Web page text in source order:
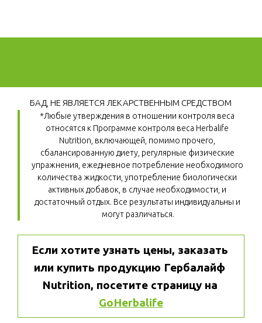
БАД, НЕ ЯВЛЯЕТСЯ ЛЕКАРСТВЕННЫМ СРЕДСТВОМ
*Любые утверждения в отношении контроля веса
относятся к Программе контроля веса Herbalife
Nutrition, включающей, помимо прочего,
сбалансированную диету, регулярные физические
упражнения, ежедневное потребление необходимого
количества жидкости, употребление биологически
активных добавок, в случае необходимости, и
достаточный отдых. Все результаты индивидуальны и
могут различаться.
Если хотите узнать цены, заказать
или купить продукцию Гербалайф
GoHerbalife